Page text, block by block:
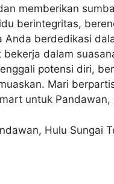
memberikan
berintegritas,
Anda berdedikasi
dalam
potensi diri,
Mari
untuk Pandawan,
Hulu Sungai